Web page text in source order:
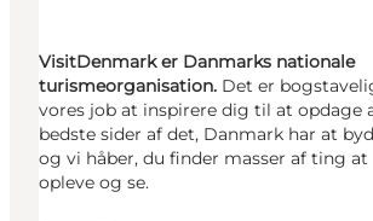
VisitDenmark er Danmarks nationale
turismeorganisation. Det er
vores job at inspirere dig til at opdage
bedste sider af det, Danmark har at
og vi håber, du finder masser af ting at
opleve og se.